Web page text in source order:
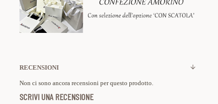
RECENSIONI
Non ci sono ancora recensioni per questo prodotto.
SCRIVI UNA RECENSIONE